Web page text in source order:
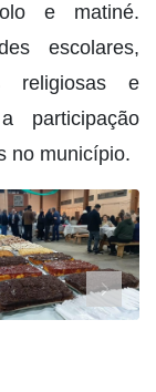
e matiné.
escolares,
religiosas e
participação
no município.